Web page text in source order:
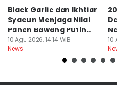
Black Garlic dan Ikhtiar
Syaeun Menjaga Nilai
Panen Bawang Putih
Sembalun
10 Agu 2026, 14:14 WIB
News
10